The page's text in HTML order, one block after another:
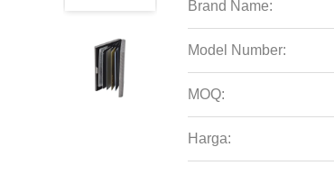
Brand Name:
Model Number:
MOQ:
Harga: